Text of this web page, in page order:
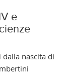
e
dalla nascita di